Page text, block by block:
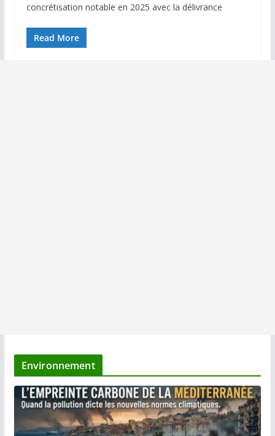
concrétisation notable en 2025 avec la délivrance
Read More
Environnement